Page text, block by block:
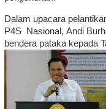
Dalam upacara
P4S Nasional, Andi
bendera pataka kepada